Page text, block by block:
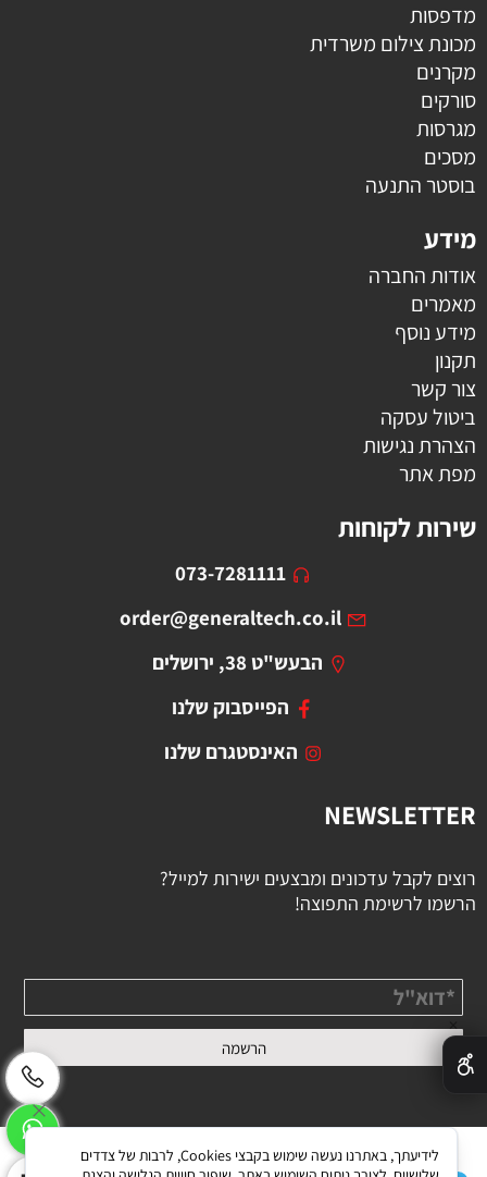
מדפסות
מכונת צילום משרדית
מקרנים
סורקים
מגרסות
מסכים
בוסטר התנעה
מידע
אודות החברה
מאמרים
מידע נוסף
תקנון
צור קשר
ביטול עסקה
הצהרת נגישות
מפת אתר
שירות לקוחות
073-7281111
order@generaltech.co.il
הבעש"ט 38, ירושלים
הפייסבוק שלנו
האינסטגרם שלנו
NEWSLETTER
רוצים לקבל עדכונים ומבצעים ישירות למייל?
הרשמו לרשימת התפוצה!
לידיעתך, באתרנו נעשה שימוש בקבצי Cookies, לרבות של צדדים